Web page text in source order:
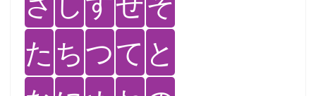
た ちつて と